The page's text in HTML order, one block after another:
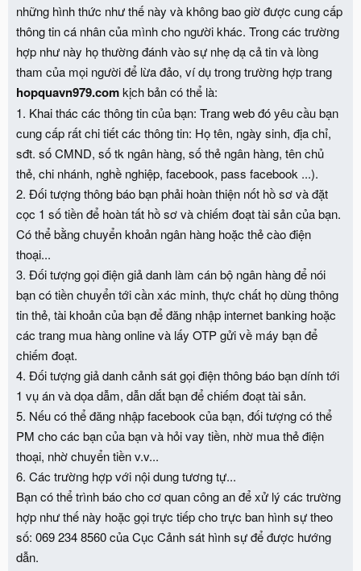
những hình thức như thế này và không bao giờ được cung cấp
thông tin cá nhân của mình cho người khác. Trong các trường
hợp như này họ thường đánh vào sự nhẹ dạ cả tin và lòng
tham của mọi người để lừa đảo, ví dụ trong trường hợp trang
hopquavn979.comkịch bản có thể là:
1. Khai thác các thông tin của bạn: Trang web đó yêu cầu bạn
cung cấp rất chi tiết các thông tin: Họ tên, ngày sinh, địa chỉ,
sđt. số CMND, số tk ngân hàng, số thẻ ngân hàng, tên chủ
thẻ, chi nhánh, nghề nghiệp, facebook, pass facebook ...).
2. Đối tượng thông báo bạn phải hoàn thiện nốt hồ sơ và đặt
cọc 1 số tiền để hoàn tất hồ sơ và chiếm đoạt tài sản của bạn.
Có thể bằng chuyển khoản ngân hàng hoặc thẻ cào điện
thoại...
3. Đối tượng gọi điện giả danh làm cán bộ ngân hàng để nói
bạn có tiền chuyển tới cần xác minh, thực chất họ dùng thông
tin thẻ, tài khoản của bạn để đăng nhập internet banking hoặc
các trang mua hàng online và lấy OTP gửi về máy bạn để
chiếm đoạt.
4. Đối tượng giả danh cảnh sát gọi điện thông báo bạn dính tới
1 vụ án và dọa dẫm, dẫn dắt bạn để chiếm đoạt tài sản.
5. Nếu có thể đăng nhập facebook của bạn, đối tượng có thể
PM cho các bạn của bạn và hỏi vay tiền, nhờ mua thẻ điện
thoại, nhờ chuyển tiền v.v...
6. Các trường hợp với nội dung tương tự...
Bạn có thể trình báo cho cơ quan công an để xử lý các trường
hợp như thế này hoặc gọi trực tiếp cho trực ban hình sự theo
số: 069 234 8560 của Cục Cảnh sát hình sự để được hướng
dẫn.